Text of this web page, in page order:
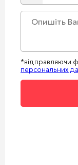
*відправляючи
персональних